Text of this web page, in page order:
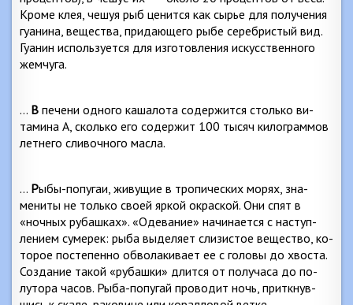
Кро­ме клея, чешуя рыб ценится как сырье для получения
гуанина, вещества, придающего рыбе серебристый вид.
Гуанин используется для изготовления искусственного
жемчуга.
… В печени одного кашалота содержится столько ви­
тамина А, сколько его содержит 100 тысяч килограммов
летнего сливочного масла.
… Рыбы-попугаи, живущие в тропических морях, зна­
мениты не только своей яркой окраской. Они спят в
«ночных рубашках». «Одевание» начинается с наступ­
лением сумерек: рыба выделяет слизистое вещество, ко­
торое постепенно обволакивает ее с головы до хвоста.
Создание такой «рубашки» длится от получаса до по­
лутора часов. Рыба-попугай проводит ночь, приткнув­